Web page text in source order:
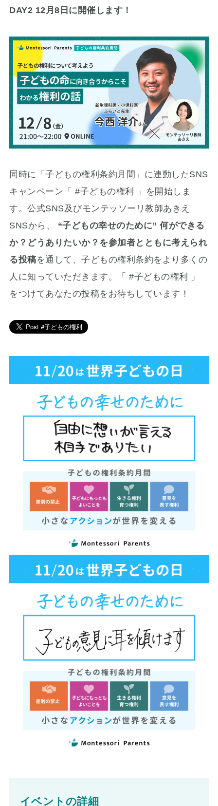
DAY2 12月8日に開催します！
同時に「子どもの権利条約月間」に連動したSNS
キャンペーン「 #子どもの権利 」を開始しま
す。公式SNS及びモンテッソーリ教師あきえ
SNSから、
“子どもの幸せのために” 何ができる
か？どうありたいか？を参加者とともに考えられ
る投稿を通して、子どもの権利条約をより多くの
人に知っていただきます。「 #子どもの権利 」
をつけてあなたの投稿をお待ちしています！
イベントの詳細